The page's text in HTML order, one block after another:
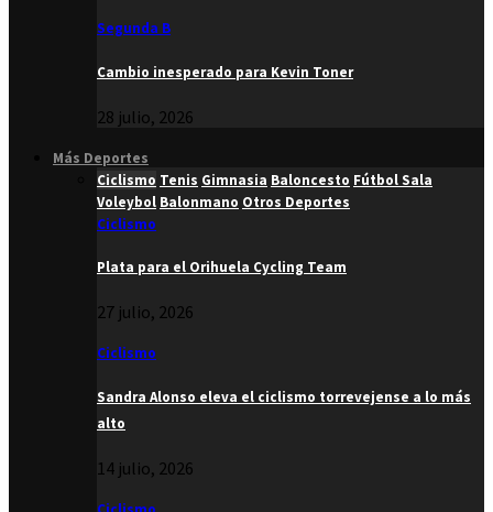
Segunda B
Cambio inesperado para Kevin Toner
28 julio, 2026
Más Deportes
Ciclismo Tenis Gimnasia Baloncesto Fútbol Sala
Voleybol Balonmano Otros Deportes
Ciclismo
Plata para el Orihuela Cycling Team
27 julio, 2026
Ciclismo
Sandra Alonso eleva el ciclismo torrevejense a lo más
alto
14 julio, 2026